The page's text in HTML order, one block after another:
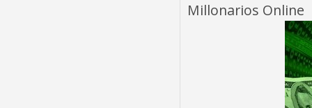
Millonarios Online